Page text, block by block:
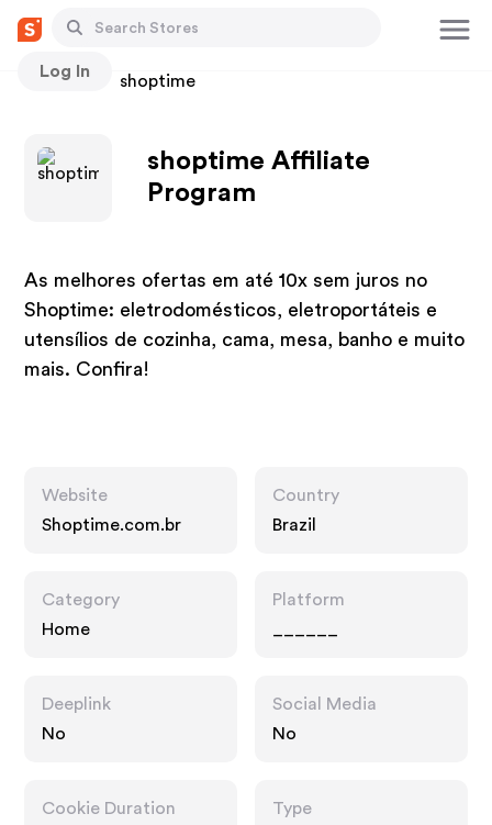
Log In
Stores shoptime
shoptime Affiliate
Program
As melhores ofertas em até 10x sem juros no
Shoptime: eletrodomésticos, eletroportáteis e
utensílios de cozinha, cama, mesa, banho e muito
mais. Confira!
Website
Shoptime.com.br
Country
Brazil
Category
Home
Platform
Deeplink
No
Social Media
No
Cookie Duration
Type